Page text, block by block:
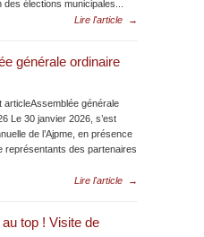
élections municipales...
Lire l'article
→
générale ordinaire
articleAssemblée générale
Le 30 janvier 2026, s’est
de l’Ajpme, en présence
représentants des partenaires
Lire l'article
→
top ! Visite de